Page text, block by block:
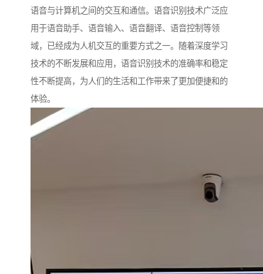
语音与计算机之间的交互和通信。语音识别技术广泛应
用于语音助手、语音输入、语音翻译、语音控制等领
域，已经成为人机交互的重要方式之一。随着深度学习
技术的不断发展和应用，语音识别技术的准确率和稳定
性不断提高，为人们的生活和工作带来了更加便捷和的
体验。